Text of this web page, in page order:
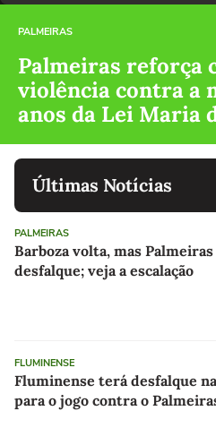
PALMEIRAS
Palmeiras reforça
violência contra a
anos da Lei Maria
Últimas Notícias
PALMEIRAS
Barboza volta, mas
desfalque; veja a escalação
FLUMINENSE
Fluminense terá desfalque
para o jogo contra o